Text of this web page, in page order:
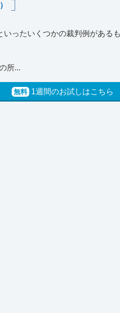
いったいくつかの裁判例がある
所...
無料 1週間のお試しはこちら